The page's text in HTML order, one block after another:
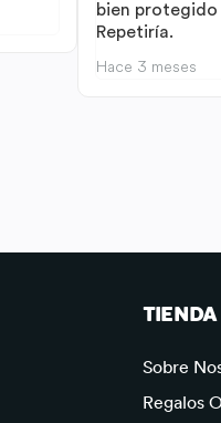
bien
Repetiría.
Hace 3 meses
TIENDA
Sobre
Regalos